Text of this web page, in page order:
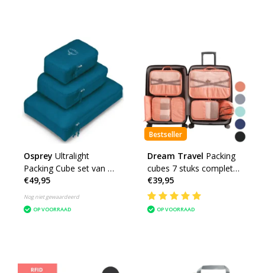
Osprey Ultralight
Packing Cube set van 3
packing cubes
inpakzakken
€49,95
Nog niet gewaardeerd
OP VOORRAAD
Bestseller
Dream Travel Packing
cubes 7 stuks complete
set
€39,95
OP VOORRAAD